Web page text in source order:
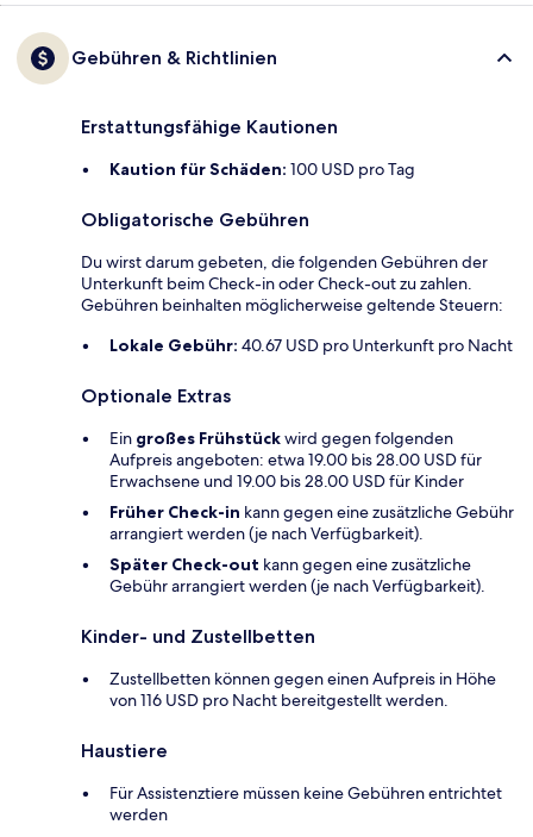
Gebühren & Richtlinien
Erstattungsfähige Kautionen
Kaution für Schäden: 100 USD pro Tag
Obligatorische Gebühren
Du wirst darum gebeten, die folgenden Gebühren der
Unterkunft beim Check-in oder Check-out zu zahlen.
Gebühren beinhalten möglicherweise geltende Steuern:
Lokale Gebühr: 40.67 USD pro Unterkunft pro Nacht
Optionale Extras
Ein großes Frühstückwird gegen folgenden
Aufpreis angeboten: etwa 19.00 bis 28.00 USD für
Erwachsene und 19.00 bis 28.00 USD für Kinder
Früher Check-in kann gegen eine zusätzliche Gebühr
arrangiert werden (je nach Verfügbarkeit).
Später Check-out kann gegen eine zusätzliche
Gebühr arrangiert werden (je nach Verfügbarkeit).
Kinder- und Zustellbetten
Zustellbetten können gegen einen Aufpreis in Höhe
von 116 USD pro Nacht bereitgestellt werden.
Haustiere
Für Assistenztiere müssen keine Gebühren entrichtet
werden